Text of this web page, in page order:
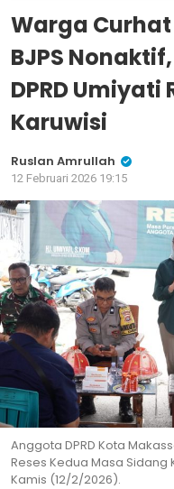
Warga
BJPS
DPRD Umiyati
Karuwisi
Ruslan Amrullah
12 Februari 2026 19:15
Anggota DPRD Kota
Reses Kedua Masa
Kamis (12/2/2026).